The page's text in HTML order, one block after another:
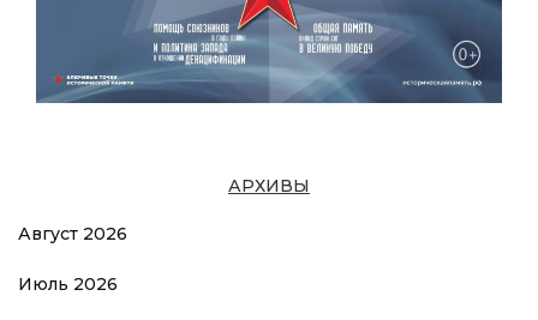
АРХИВЫ
Август 2026
Июль 2026